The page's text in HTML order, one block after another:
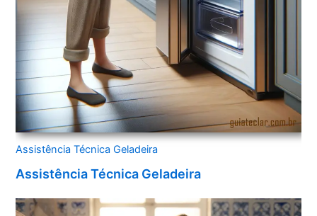
Assistência Técnica Geladeira
Assistência Técnica Geladeira